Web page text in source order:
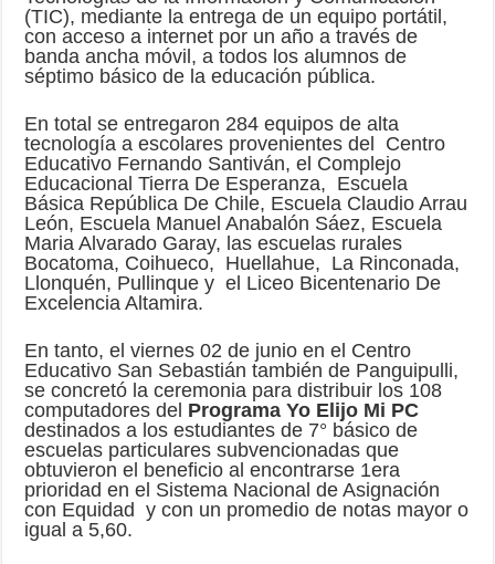
(TIC), mediante la entrega de un equipo portátil,
con acceso a internet por un año a través de
banda ancha móvil, a todos los alumnos de
séptimo básico de la educación pública.
En total se entregaron 284 equipos de alta
tecnología a escolares provenientes del Centro
Educativo Fernando Santiván, el Complejo
Educacional Tierra De Esperanza, Escuela
Básica República De Chile, Escuela Claudio Arrau
León, Escuela Manuel Anabalón Sáez, Escuela
Maria Alvarado Garay, las escuelas rurales
Bocatoma, Coihueco, Huellahue, La Rinconada,
Llonquén, Pullinque y el Liceo Bicentenario De
Excelencia Altamira.
En tanto, el viernes 02 de junio en el Centro
Educativo San Sebastián también de Panguipulli,
se concretó la ceremonia para distribuir los 108
computadores del Programa Yo Elijo Mi PC
destinados a los estudiantes de 7° básico de
escuelas particulares subvencionadas que
obtuvieron el beneficio al encontrarse 1era
prioridad en el Sistema Nacional de Asignación
con Equidad y con un promedio de notas mayor o
igual a 5,60.